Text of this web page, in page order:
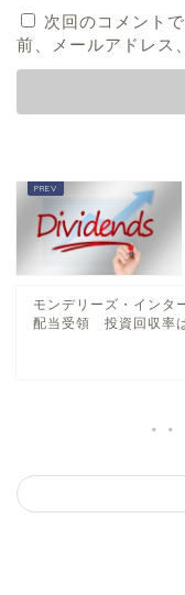
次回のコメント
前、メールアドレス
モンデリーズ・インタ
配当受領 投資回収率